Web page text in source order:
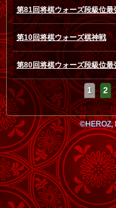
第81回将棋ウォーズ段級位最
第10回将棋ウォーズ棋神戦
第80回将棋ウォーズ段級位最
1 2
©HEROZ,